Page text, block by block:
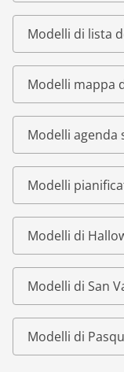
Modelli di lista
Modelli mappa
Modelli agenda
Modelli
Modelli di
Modelli di San
Modelli di